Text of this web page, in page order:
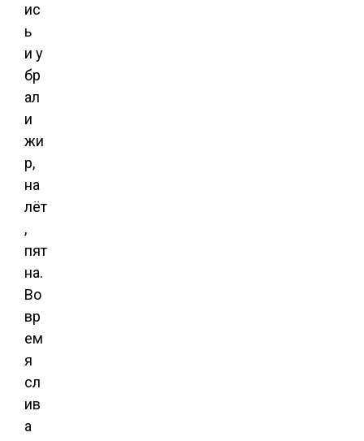
ис
ь
и у
бр
ал
и
жи
р,
на
лёт
,
пят
на.
Во
вр
ем
я
сл
ив
а